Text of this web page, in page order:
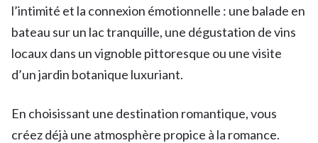
l’intimité et la connexion émotionnelle : une balade en
bateau sur un lac tranquille, une dégustation de vins
locaux dans un vignoble pittoresque ou une visite
d’un jardin botanique luxuriant.
En choisissant une destination romantique, vous
créez déjà une atmosphère propice à la romance.